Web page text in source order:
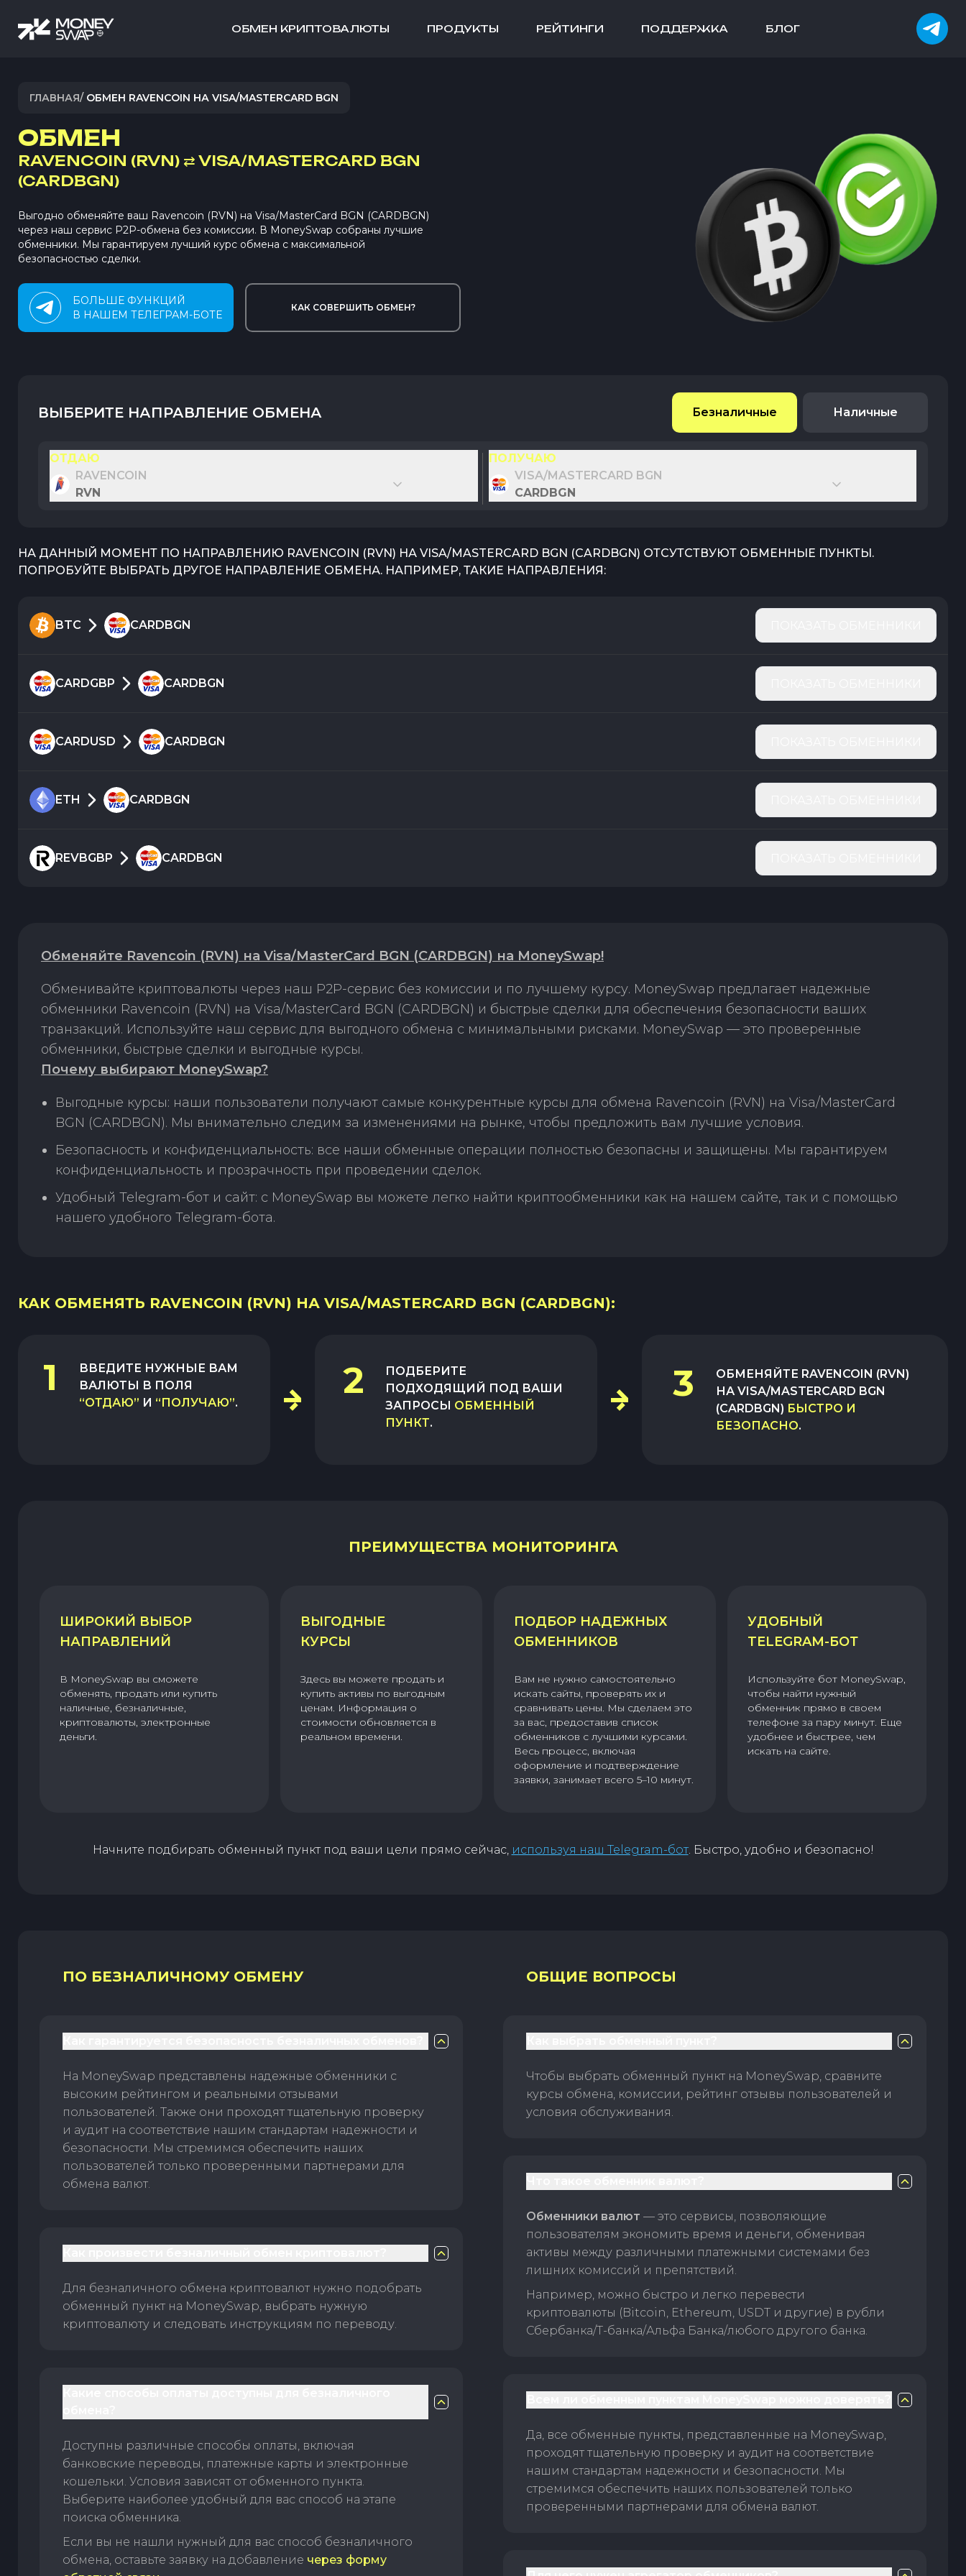
ОБМЕН КРИПТОВАЛЮТЫ ПРОДУКТЫ РЕЙТИНГИ ПОДДЕРЖКА БЛОГ
ГЛАВНАЯ/ ОБМЕН RAVENCOIN НА VISA/MASTERCARD BGN
ОБМЕН
RAVENCOIN (RVN) ⇄ VISA/MASTERCARD BGN
(CARDBGN)
Выгодно обменяйте ваш Ravencoin (RVN) на Visa/MasterCard BGN (CARDBGN)
через наш сервис P2P-обмена без комиссии. В MoneySwap собраны лучшие
обменники. Мы гарантируем лучший курс обмена с максимальной
безопасностью сделки.
БОЛЬШЕ ФУНКЦИЙ
В НАШЕМ ТЕЛЕГРАМ-БОТЕ
КАК СОВЕРШИТЬ ОБМЕН?
ВЫБЕРИТЕ НАПРАВЛЕНИЕ ОБМЕНА Безналичные Наличные
ОТДАЮ
RAVENCOIN
RVN
ПОЛУЧАЮ
VISA/MASTERCARD BGN
CARDBGN
НА ДАННЫЙ МОМЕНТ ПО НАПРАВЛЕНИЮ RAVENCOIN (RVN) НА VISA/MASTERCARD BGN (CARDBGN) ОТСУТСТВУЮТ ОБМЕННЫЕ ПУНКТЫ.
ПОПРОБУЙТЕ ВЫБРАТЬ ДРУГОЕ НАПРАВЛЕНИЕ ОБМЕНА. НАПРИМЕР, ТАКИЕ НАПРАВЛЕНИЯ:
BTC CARDBGN
CARDGBP CARDBGN
CARDUSD CARDBGN
ETH CARDBGN
REVBGBP CARDBGN
Обменяйте Ravencoin (RVN) на Visa/MasterCard BGN (CARDBGN) на MoneySwap!
Обменивайте криптовалюты через наш P2P-сервис без комиссии и по лучшему курсу. MoneySwap предлагает надежные
обменники Ravencoin (RVN) на Visa/MasterCard BGN (CARDBGN) и быстрые сделки для обеспечения безопасности ваших
транзакций. Используйте наш сервис для выгодного обмена с минимальными рисками. MoneySwap — это проверенные
обменники, быстрые сделки и выгодные курсы.
Почему выбирают MoneySwap?
Выгодные курсы: наши пользователи получают самые конкурентные курсы для обмена Ravencoin (RVN) на Visa/MasterCard
BGN (CARDBGN). Мы внимательно следим за изменениями на рынке, чтобы предложить вам лучшие условия.
Безопасность и конфиденциальность: все наши обменные операции полностью безопасны и защищены. Мы гарантируем
конфиденциальность и прозрачность при проведении сделок.
Удобный Telegram-бот и сайт: с MoneySwap вы можете легко найти криптообменники как на нашем сайте, так и с помощью
нашего удобного Telegram-бота.
КАК ОБМЕНЯТЬ RAVENCOIN (RVN) НА VISA/MASTERCARD BGN (CARDBGN):
1
ВВЕДИТЕ НУЖНЫЕ ВАМ
ВАЛЮТЫ В ПОЛЯ
“ОТДАЮ” И “ПОЛУЧАЮ”.
2
ПОДБЕРИТЕ
ПОДХОДЯЩИЙ ПОД ВАШИ
ЗАПРОСЫ ОБМЕННЫЙ
ПУНКТ.
3 ОБМЕНЯЙТЕ RAVENCOIN (RVN)
НА VISA/MASTERCARD BGN
(CARDBGN) БЫСТРО И
БЕЗОПАСНО.
ПРЕИМУЩЕСТВА МОНИТОРИНГА
ШИРОКИЙ ВЫБОР
НАПРАВЛЕНИЙ
В MoneySwap вы сможете
обменять, продать или купить
наличные, безналичные,
криптовалюты, электронные
деньги.
ВЫГОДНЫЕ
КУРСЫ
Здесь вы можете продать и
купить активы по выгодным
ценам. Информация о
стоимости обновляется в
реальном времени.
ПОДБОР НАДЕЖНЫХ
ОБМЕННИКОВ
Вам не нужно самостоятельно
искать сайты, проверять их и
сравнивать цены. Мы сделаем это
за вас, предоставив список
обменников с лучшими курсами.
Весь процесс, включая
оформление и подтверждение
заявки, занимает всего 5–10 минут.
УДОБНЫЙ
TELEGRAM-БОТ
Используйте бот MoneySwap,
чтобы найти нужный
обменник прямо в своем
телефоне за пару минут. Еще
удобнее и быстрее, чем
искать на сайте.
Начните подбирать обменный пункт под ваши цели прямо сейчас, используя наш Telegram-бот. Быстро, удобно и безопасно!
ПО БЕЗНАЛИЧНОМУ ОБМЕНУ
На MoneySwap представлены надежные обменники с
высоким рейтингом и реальными отзывами
пользователей. Также они проходят тщательную проверку
и аудит на соответствие нашим стандартам надежности и
безопасности. Мы стремимся обеспечить наших
пользователей только проверенными партнерами для
обмена валют.
Для безналичного обмена криптовалют нужно подобрать
обменный пункт на MoneySwap, выбрать нужную
криптовалюту и следовать инструкциям по переводу.
Доступны различные способы оплаты, включая
банковские переводы, платежные карты и электронные
кошельки. Условия зависят от обменного пункта.
Выберите наиболее удобный для вас способ на этапе
поиска обменника.
Если вы не нашли нужный для вас способ безналичного
обмена, оставьте заявку на добавление через форму
ОБЩИЕ ВОПРОСЫ
Чтобы выбрать обменный пункт на MoneySwap, сравните
курсы обмена, комиссии, рейтинг отзывы пользователей и
условия обслуживания.
Обменники валют — это сервисы, позволяющие
пользователям экономить время и деньги, обменивая
активы между различными платежными системами без
лишних комиссий и препятствий.
Например, можно быстро и легко перевести
криптовалюты (Bitcoin, Ethereum, USDT и другие) в рубли
Сбербанка/Т-банка/Альфа Банка/любого другого банка.
Да, все обменные пункты, представленные на MoneySwap,
проходят тщательную проверку и аудит на соответствие
нашим стандартам надежности и безопасности. Мы
стремимся обеспечить наших пользователей только
проверенными партнерами для обмена валют.